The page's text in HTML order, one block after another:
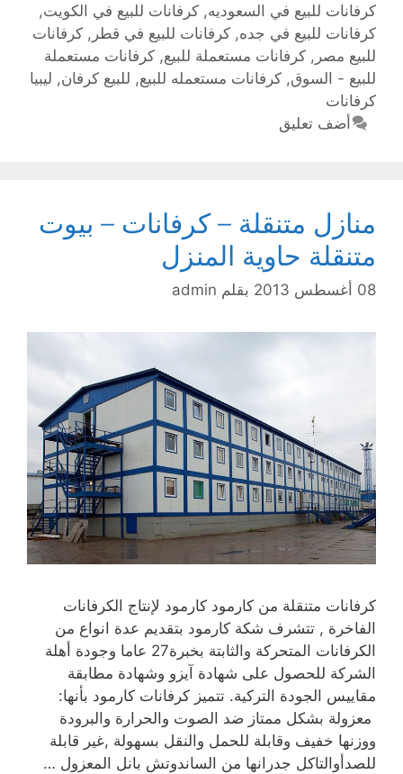
كرفانات للبيع في السعوديه, كرفانات للبيع في الكويت,
كرفانات للبيع في جده, كرفانات للبيع في قطر, كرفانات
للبيع مصر, كرفانات مستعملة للبيع, كرفانات مستعملة
للبيع - السوق, كرفانات مستعمله للبيع, للبيع كرفان, ليبيا
كرفانات
أضف تعليق
منازل متنقلة – كرفانات – بيوت
متنقلة حاوية المنزل
08 أغسطس 2013 بقلم admin
كرفانات متنقلة من كارمود كارمود لإنتاج الكرفانات
الفاخرة , تتشرف شكة كارمود بتقديم عدة انواع من
الكرفانات المتحركة والثابتة بخبرة27 عاما وجودة أهلة
الشركة للحصول على شهادة آيزو وشهادة مطابقة
مقاييس الجودة التركية. تتميز كرفانات كارمود بأنها:
معزولة بشكل ممتاز ضد الصوت والحرارة والبرودة
ووزنها خفيف وقابلة للحمل والنقل بسهولة ,غير قابلة
للصدأوالتاكل جدرانها من الساندوتش بانل المعزول …